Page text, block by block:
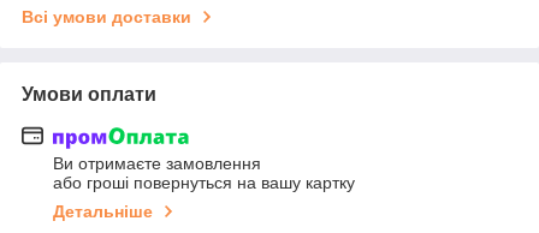
Всі умови доставки
Умови оплати
Ви отримаєте замовлення
або гроші повернуться на вашу картку
Детальніше